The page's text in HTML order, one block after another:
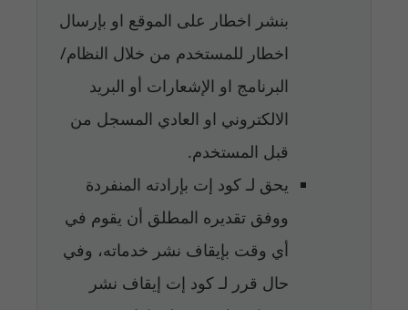
بنشر اخطار على الموقع او بإرسال
اخطار للمستخدم من خلال النظام/
البرنامج او الإشعارات أو البريد
الالكتروني او العادي المسجل من
قبل المستخدم.
يحق لـ كود إت بإرادته المنفردة
ووفق تقديره المطلق أن يقوم في
أي وقت بإيقاف نشر خدماته، وفي
حال قرر لـ كود إت إيقاف نشر